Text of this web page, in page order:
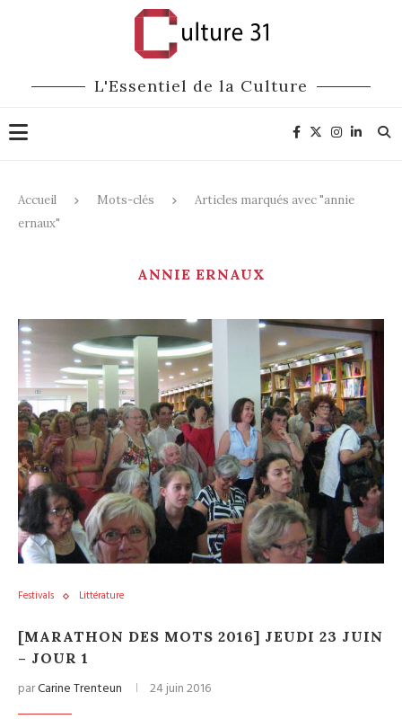
L'Essentiel de la Culture
Accueil Mots-clés
Articles marqués avec "annie
ernaux"
ANNIE ERNAUX
Festivals Littérature
[MARATHON DES MOTS 2016] JEUDI 23 JUIN
– JOUR 1
parCarine Trenteun 24 juin 2016